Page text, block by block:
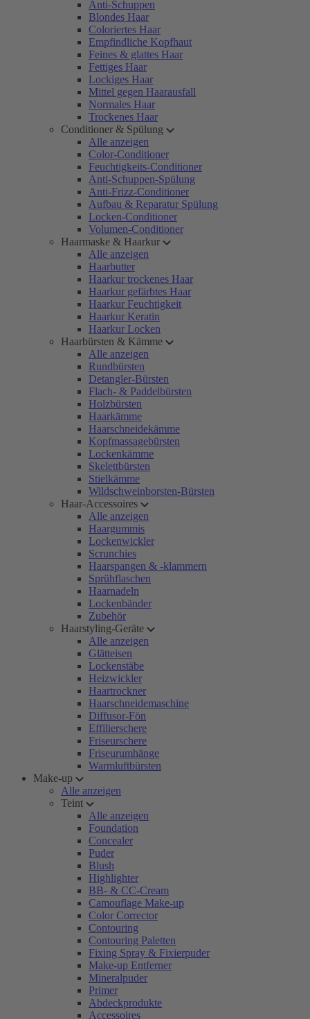
Anti-Schuppen
Blondes Haar
Coloriertes Haar
Empfindliche Kopfhaut
Feines & glattes Haar
Fettiges Haar
Lockiges Haar
Mittel gegen Haarausfall
Normales Haar
Trockenes Haar
Conditioner & Spülung
Alle anzeigen
Color-Conditioner
Feuchtigkeits-Conditioner
Anti-Schuppen-Spülung
Anti-Frizz-Conditioner
Aufbau & Reparatur Spülung
Locken-Conditioner
Volumen-Conditioner
Haarmaske & Haarkur
Alle anzeigen
Haarbutter
Haarkur trockenes Haar
Haarkur gefärbtes Haar
Haarkur Feuchtigkeit
Haarkur Keratin
Haarkur Locken
Haarbürsten & Kämme
Alle anzeigen
Rundbürsten
Detangler-Bürsten
Flach- & Paddelbürsten
Holzbürsten
Haarkämme
Haarschneidekämme
Kopfmassagebürsten
Lockenkämme
Skelettbürsten
Stielkämme
Wildschweinborsten-Bürsten
Haar-Accessoires
Alle anzeigen
Haargummis
Lockenwickler
Scrunchies
Haarspangen & -klammern
Sprühflaschen
Haarnadeln
Lockenbänder
Zubehör
Haarstyling-Geräte
Alle anzeigen
Glätteisen
Lockenstäbe
Heizwickler
Haartrockner
Haarschneidemaschine
Diffusor-Fön
Effilierschere
Friseurschere
Friseurumhänge
Warmluftbürsten
Make-up
Alle anzeigen
Teint
Alle anzeigen
Foundation
Concealer
Puder
Blush
Highlighter
BB- & CC-Cream
Camouflage Make-up
Color Corrector
Contouring
Contouring Paletten
Fixing Spray & Fixierpuder
Make-up Entferner
Mineralpuder
Primer
Abdeckprodukte
Accessoires